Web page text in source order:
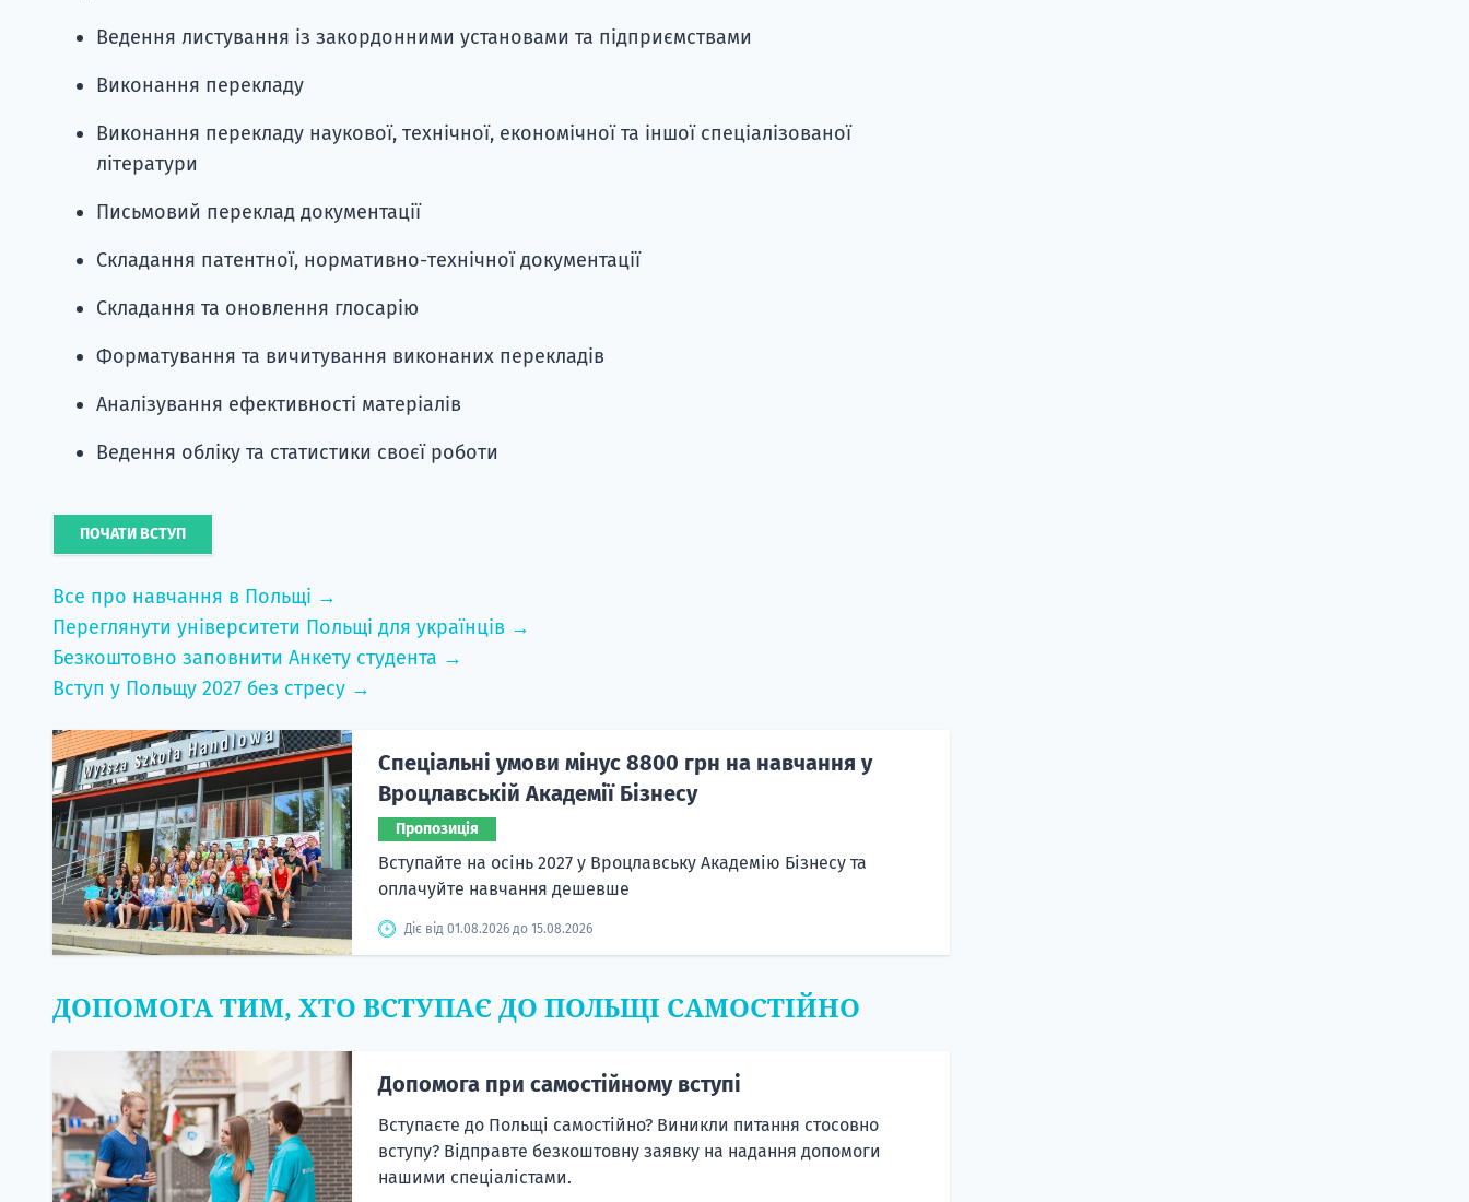
Ведення листування із закордонними установами та підприємствами
Виконання перекладу
Виконання перекладу наукової, технічної, економічної та іншої спеціалізованої
літератури
Письмовий переклад документації
Складання патентної, нормативно-технічної документації
Складання та оновлення глосарію
Форматування та вичитування виконаних перекладів
Аналізування ефективності матеріалів
Ведення обліку та статистики своєї роботи
ПОЧАТИ ВСТУП
Все про навчання в Польщі →
Переглянути університети Польщі для українців →
Безкоштовно заповнити Анкету студента →
Вступ у Польщу 2027 без стресу →
Спеціальні умови мінус 8800 грн на навчання у
Вроцлавській Академії Бізнесу
Пропозиція
Вступайте на осінь 2027 у Вроцлавську Академію Бізнесу та
оплачуйте навчання дешевше
Діє від 01.08.2026 до 15.08.2026
ДОПОМОГА ТИМ, ХТО ВСТУПАЄ ДО ПОЛЬЩІ САМОСТІЙНО
Допомога при самостійному вступі
Вступаєте до Польщі самостійно? Виникли питання стосовно
вступу? Відправте безкоштовну заявку на надання допомоги
нашими спеціалістами.